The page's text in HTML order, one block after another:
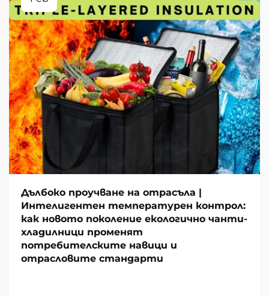
Дълбоко проучване на отрасъла |
Интелигентен температурен контрол:
как новото поколение екологично чанти-
хладилници променят
потребителските навици и
отрасловите стандарти